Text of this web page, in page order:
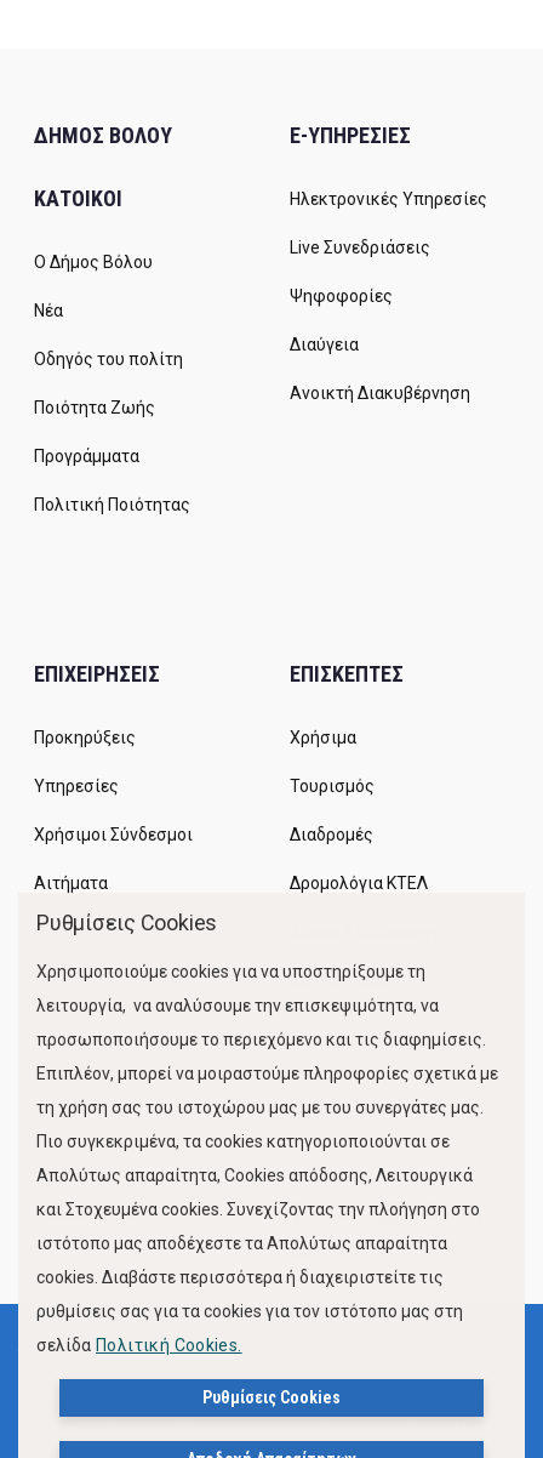
ΔΗΜΟΣ ΒΟΛΟΥ
ΚΑΤΟΙΚΟΙ
Ο Δήμος Βόλου
Νέα
Οδηγός του πολίτη
Ποιότητα Ζωής
Προγράμματα
Πολιτική Ποιότητας
E-ΥΠΗΡΕΣΙΕΣ
Ηλεκτρονικές Υπηρεσίες
Live Συνεδριάσεις
Ψηφοφορίες
Διαύγεια
Ανοικτή Διακυβέρνηση
ΕΠΙΧΕΙΡΗΣΕΙΣ
Προκηρύξεις
Υπηρεσίες
Χρήσιμοι Σύνδεσμοι
Αιτήματα
ΕΠΙΣΚΕΠΤΕΣ
Χρήσιμα
Τουρισμός
Διαδρομές
Δρομολόγια ΚΤΕΛ
Κίνηση Λιμένος
FOLLOW US
Όροι Χρήσης
Πολιτική Προστασίας Προσωπικών Δεδομένων
Ρυθμίσεις Cookies
Χρησιμοποιούμε cookies για να υποστηρίξουμε τη
λειτουργία, να αναλύσουμε την επισκεψιμότητα, να
προσωποποιήσουμε το περιεχόμενο και τις διαφημίσεις.
Επιπλέον, μπορεί να μοιραστούμε πληροφορίες σχετικά με
τη χρήση σας του ιστοχώρου μας με του συνεργάτες μας.
Πιο συγκεκριμένα, τα cookies κατηγοριοποιούνται σε
Απολύτως απαραίτητα, Cookies απόδοσης, Λειτουργικά
και Στοχευμένα cookies. Συνεχίζοντας την πλοήγηση στο
ιστότοπο μας αποδέχεστε τα Απολύτως απαραίτητα
cookies. Διαβάστε περισσότερα ή διαχειριστείτε τις
ρυθμίσεις σας για τα cookies για τον ιστότοπο μας στη
σελίδα Πολιτική Cookies.
Ρυθμίσεις Cookies